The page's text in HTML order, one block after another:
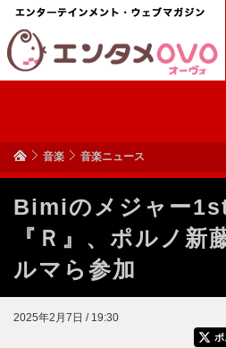
音楽 音楽ニュース
Bimiのメジャー
『Ｒ』、ポルノ新
ルマら参加
2025年2月7日 / 19:30
ポ